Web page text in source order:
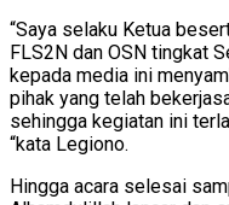
“Saya selaku Ketua
FLS2N dan OSN tingkat
kepada media ini
pihak yang telah
sehingga kegiatan ini
“kata Legiono.
Hingga acara selesai